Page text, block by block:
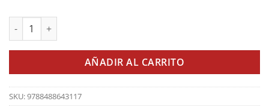
Conocer a Jesús cantidad
AÑADIR AL CARRITO
SKU:9788488643117